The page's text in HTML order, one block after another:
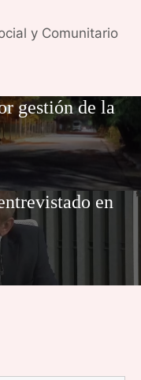
y Comunitario
gestión de la
en